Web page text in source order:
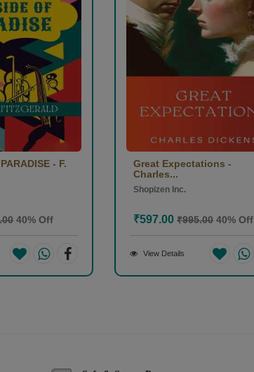
- F.
40% Off
Great Expectations -
Charles...
Shopizen Inc.
₹597.00 ₹995.00 40% Off
View Details